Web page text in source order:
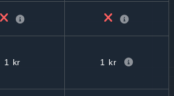
1 kr 1 kr